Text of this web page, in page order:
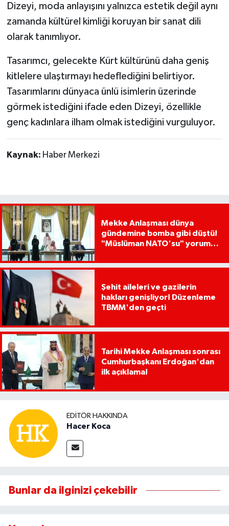
Dizeyi, moda anlayışını yalnızca estetik değil aynı
zamanda kültürel kimliği koruyan bir sanat dili
olarak tanımlıyor.
Tasarımcı, gelecekte Kürt kültürünü daha geniş
kitlelere ulaştırmayı hedeflediğini belirtiyor.
Tasarımlarını dünyaca ünlü isimlerin üzerinde
görmek istediğini ifade eden Dizeyi, özellikle
genç kadınlara ilham olmak istediğini vurguluyor.
Kaynak: Haber Merkezi
Mekke Anlaşması dünya
gündemine bomba gibi düştü!
"Müslüman NATO'su" yorumu
Şehit aileleri ve gazilerin
hakları genişliyor! Düzenleme
TBMM'den geçti
Tarihi Mekke Anlaşması sonrası
Cumhurbaşkanı Erdoğan'dan
ilk açıklama!
EDITÖR HAKKINDA
Hacer Koca
Bunlar da ilginizi çekebilir